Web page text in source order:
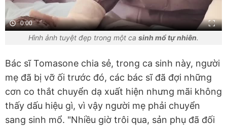
0:00
Hình ảnh tuyệt đẹp trong một ca sinh mổ tự nhiên.
Bác sĩ Tomasone chia sẻ, trong ca sinh này, người
mẹ đã bị vỡ ối trước đó, các bác sĩ đã đợi những
cơn co thắt chuyển dạ xuất hiện nhưng mãi không
thấy dấu hiệu gì, vì vậy người mẹ phải chuyển
sang sinh mổ. "Nhiều giờ trôi qua, sản phụ đã đối